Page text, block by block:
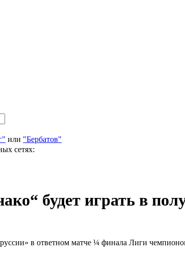
или "Бербатов"
сетях:
будет играть в
в ответном матче ¼ финала Лиги